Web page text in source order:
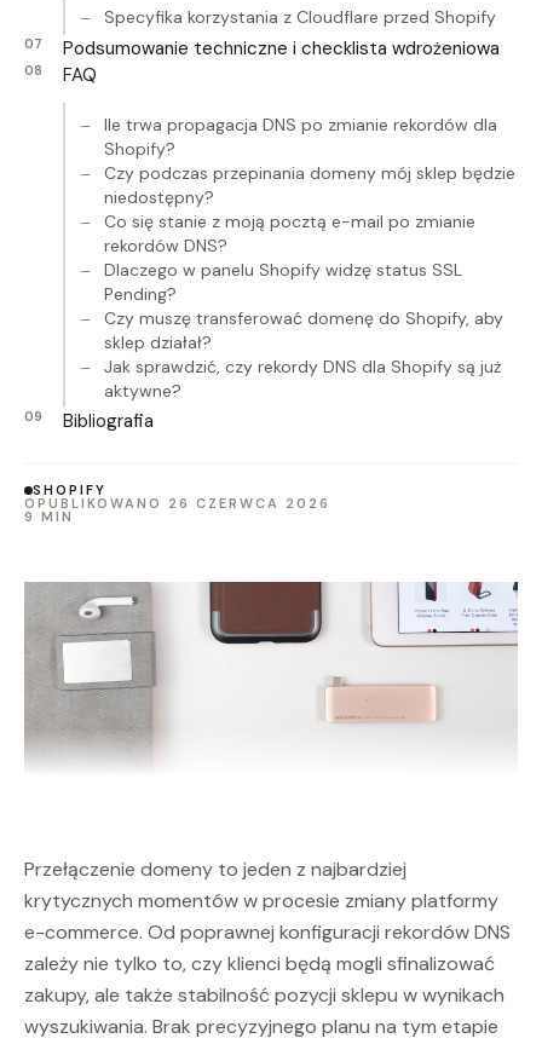
Specyfika korzystania z Cloudflare przed Shopify
Podsumowanie techniczne i checklista wdrożeniowa
FAQ
Ile trwa propagacja DNS po zmianie rekordów dla
Shopify?
Czy podczas przepinania domeny mój sklep będzie
niedostępny?
Co się stanie z moją pocztą e-mail po zmianie
rekordów DNS?
Dlaczego w panelu Shopify widzę status SSL
Pending?
Czy muszę transferować domenę do Shopify, aby
sklep działał?
Jak sprawdzić, czy rekordy DNS dla Shopify są już
aktywne?
Bibliografia
SHOPIFY
OPUBLIKOWANO 26 CZERWCA 2026
9 MIN
Przełączenie domeny to jeden z najbardziej
krytycznych momentów w procesie zmiany platformy
e-commerce. Od poprawnej konfiguracji rekordów DNS
zależy nie tylko to, czy klienci będą mogli sfinalizować
zakupy, ale także stabilność pozycji sklepu w wynikach
wyszukiwania. Brak precyzyjnego planu na tym etapie